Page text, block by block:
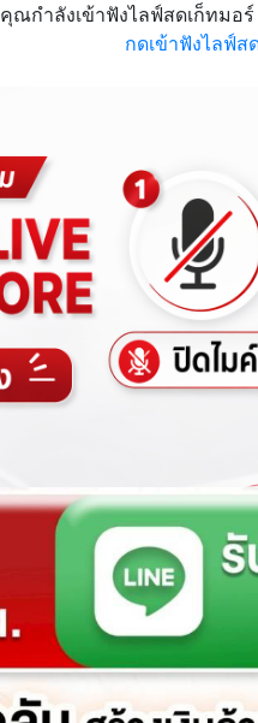
คุณกำลังเข้าฟังไลฟ์สดเก็ทมอ
กดเข้าฟังไลฟ์ส